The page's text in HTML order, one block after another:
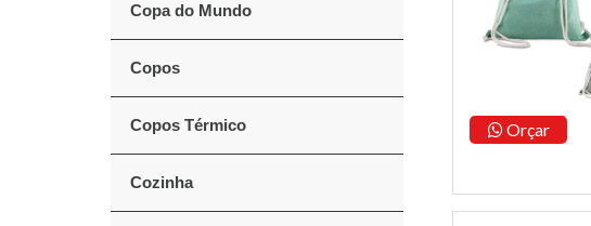
Copa do Mundo
Copos
Copos Térmico
Cozinha
Orçar